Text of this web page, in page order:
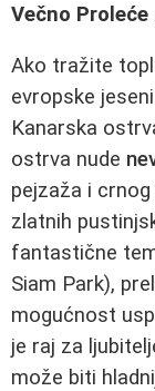
Večno
Ako tražite
evropske
Kanarska
ostrva nude
pejzaža i
zlatnih
fantastične
Siam Park),
mogućnost
je raj za
može biti